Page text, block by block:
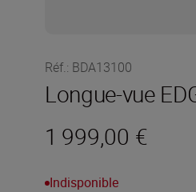
Réf.: BDA13100
Longue-vue
1 999,00 €
Indisponible